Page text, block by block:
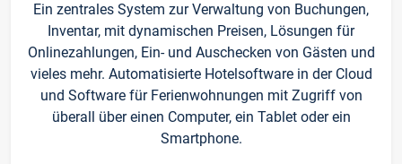
Ein zentrales System zur Verwaltung von Buchungen,
Inventar, mit dynamischen Preisen, Lösungen für
Onlinezahlungen, Ein- und Auschecken von Gästen und
vieles mehr. Automatisierte Hotelsoftware in der Cloud
und Software für Ferienwohnungen mit Zugriff von
überall über einen Computer, ein Tablet oder ein
Smartphone.